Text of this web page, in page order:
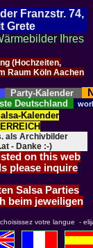
Franzstr. 74,
Grete
Ihres
(Hochzeiten,
Raum Köln Aachen
Party-Kalender
Deutschland
Kalender
als Archivbilder
- Danke :-)
on this web
please inquire
Salsa Parties
beim jeweiligen
votre langue -